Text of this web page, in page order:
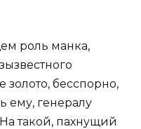
роль манка,
золото, бесспорно,
ему, генералу
такой, пахнущий